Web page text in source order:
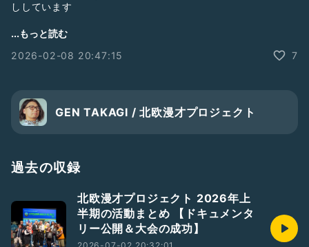
ししています
—
の笑いを北欧へ」というビジョンのもと現在はフィンランドで
ストを開催し、ゆくゆくは漫才世界大会の開催に尽力すること
が目標です。このPodcastでは北欧漫才プロジェクトの活動報
告をお届けしていきます！
https://linktr.ee/gentakagi2
https://linktr.ee/gentakagi
【GEN TAKAGIについて】
GEN TAKAGI／高城 元。1990年生まれ。北欧漫才プロジェク
...もっと読む
2026-02-08 20:47:15
7
GEN TAKAGI / 北欧漫才プロジェクト
過去の収録
北欧漫才プロジェクト 2026年上
半期の活動まとめ 【ドキュメンタ
リー公開＆大会の成功】